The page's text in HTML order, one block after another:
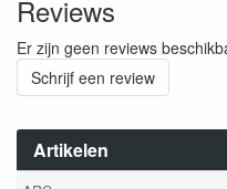
Artikelen
Reviews
Er zijn geen reviews
Schrijf een review